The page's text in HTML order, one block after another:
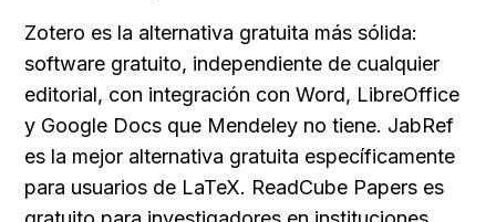
Zotero es la alternativa gratuita más sólida:
software gratuito, independiente de cualquier
editorial, con integración con Word, LibreOffice
y Google Docs que Mendeley no tiene. JabRef
es la mejor alternativa gratuita específicamente
para usuarios de LaTeX. ReadCube Papers es